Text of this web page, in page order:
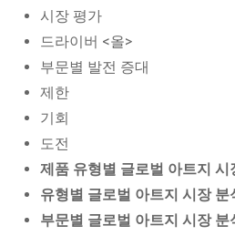
시장 평가
드라이버 <올>
부문별 발전 증대
제한
기회
도전
제품 유형별 글로벌 아트지 시
유형별 글로벌 아트지 시장 분
부문별 글로벌 아트지 시장 분